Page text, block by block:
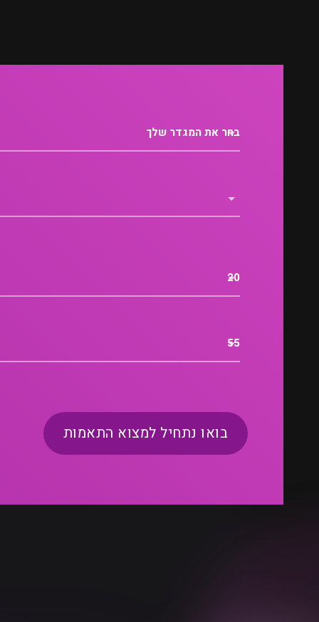
בואו נתחיל למצוא התאמות